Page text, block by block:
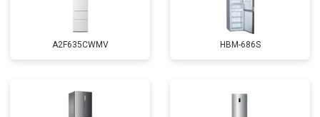
A2F635CWMV HBM-686S